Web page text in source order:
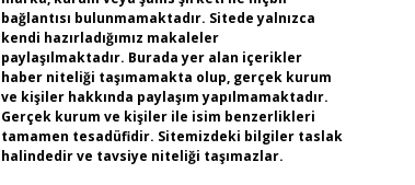
bağlantısı bulunmamaktadır. Sitede yalnızca
kendi hazırladığımız makaleler
paylaşılmaktadır. Burada yer alan içerikler
haber niteliği taşımamakta olup, gerçek kurum
ve kişiler hakkında paylaşım yapılmamaktadır.
Gerçek kurum ve kişiler ile isim benzerlikleri
tamamen tesadüfidir. Sitemizdeki bilgiler taslak
halindedir ve tavsiye niteliği taşımazlar.